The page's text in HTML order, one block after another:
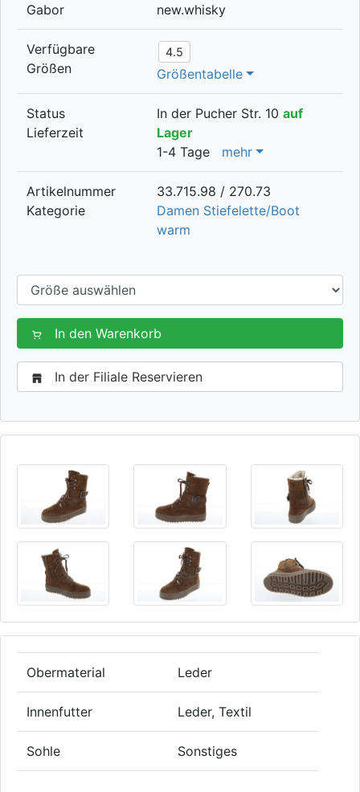
Gabor new.whisky
Verfügbare
Größen
4.5
Größentabelle
Status
Lieferzeit
In der Pucher Str. 10 auf
Lager
1-4 Tage mehr
Artikelnummer
Kategorie
33.715.98 / 270.73
Damen Stiefelette/Boot
warm
In den Warenkorb
In der Filiale Reservieren
Obermaterial Leder
Innenfutter Leder, Textil
Sohle Sonstiges